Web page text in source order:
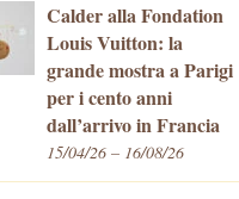
Calder alla Fondation
Louis Vuitton: la
grande mostra a Parigi
per i cento anni
dall’arrivo in Francia
15/04/26 – 16/08/26